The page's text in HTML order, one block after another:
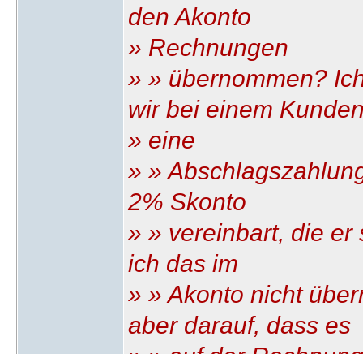
den Akonto
» Rechnungen
» » übernommen?
wir bei einem
» eine
» »
2% Skonto
» » vereinbart, die
ich das im
» » Akonto nicht
aber darauf, dass es